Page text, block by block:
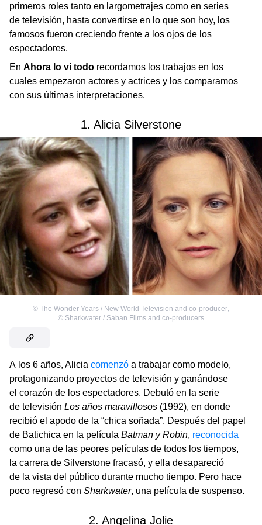
primeros roles tanto en largometrajes como en series
de televisión, hasta convertirse en lo que son hoy, los
famosos fueron creciendo frente a los ojos de los
espectadores.
En Ahora lo vi todo recordamos los trabajos en los
cuales empezaron actores y actrices y los comparamos
con sus últimas interpretaciones.
1. Alicia Silverstone
© The Wonder Years / New World Television and co-producer,
© Sharkwater / Saban Films and co-producers
A los 6 años, Alicia comenzó a trabajar como modelo,
protagonizando proyectos de televisión y ganándose
el corazón de los espectadores. Debutó en la serie
de televisión Los años maravillosos (1992), en donde
recibió el apodo de la “chica soñada”. Después del papel
de Batichica en la película Batman y Robin, reconocida
como una de las peores películas de todos los tiempos,
la carrera de Silverstone fracasó, y ella desapareció
de la vista del público durante mucho tiempo. Pero hace
poco regresó con Sharkwater, una película de suspenso.
2. Angelina Jolie